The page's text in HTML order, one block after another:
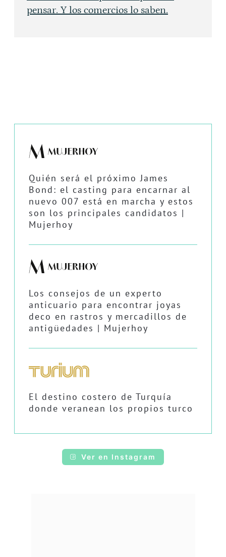
pensar. Y los comercios lo saben.
Quién será el próximo James
Bond: el casting para encarnar al
nuevo 007 está en marcha y estos
son los principales candidatos |
Mujerhoy
Los consejos de un experto
anticuario para encontrar joyas
deco en rastros y mercadillos de
antigüedades | Mujerhoy
El destino costero de Turquía
donde veranean los propios turco
Ver en Instagram